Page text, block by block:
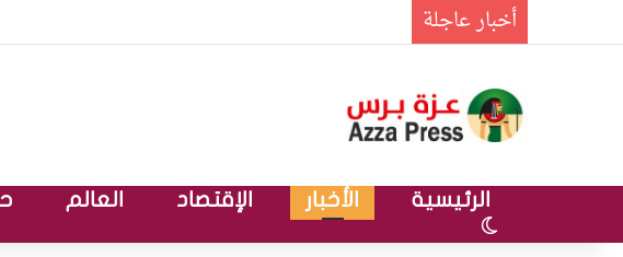
أخبار عاجلة
الرئيسية الأخبار الإقتصاد العالم
الوضع المظلم